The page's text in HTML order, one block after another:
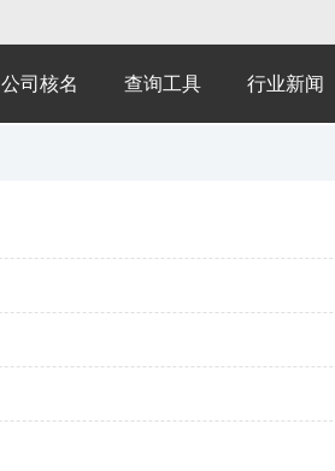
公司核名 查询工具 行业新闻